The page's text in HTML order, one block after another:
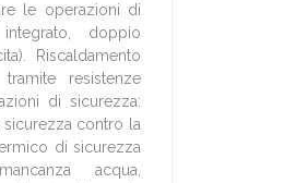
le operazioni di
doppio
Riscaldamento
resistenze
di sicurezza:
contro la
di sicurezza
acqua,